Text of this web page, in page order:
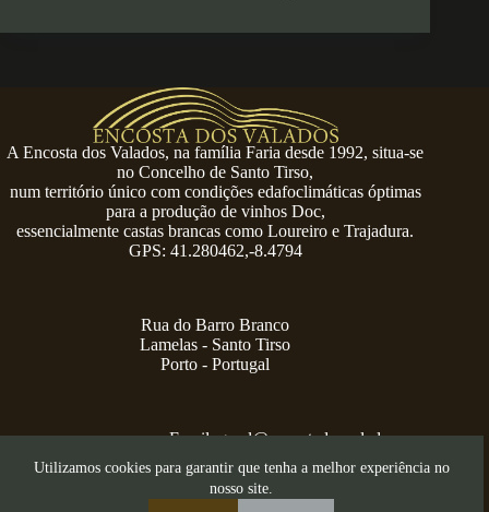
Utilizamos cookies para garantir que tenha a melhor experiência no
nosso site.
A Encosta dos Valados, na família Faria desde 1992, situa-se
no Concelho de Santo Tirso,
num território único com condições edafoclimáticas óptimas
para a produção de vinhos Doc,
essencialmente castas brancas como Loureiro e Trajadura.
GPS: 41.280462,-8.4794
Rua do Barro Branco
Lamelas - Santo Tirso
Porto - Portugal
Email:geral@encostadosvalados.com
+351 914 729 624
Copyright © 2026 – Serra dos Valados